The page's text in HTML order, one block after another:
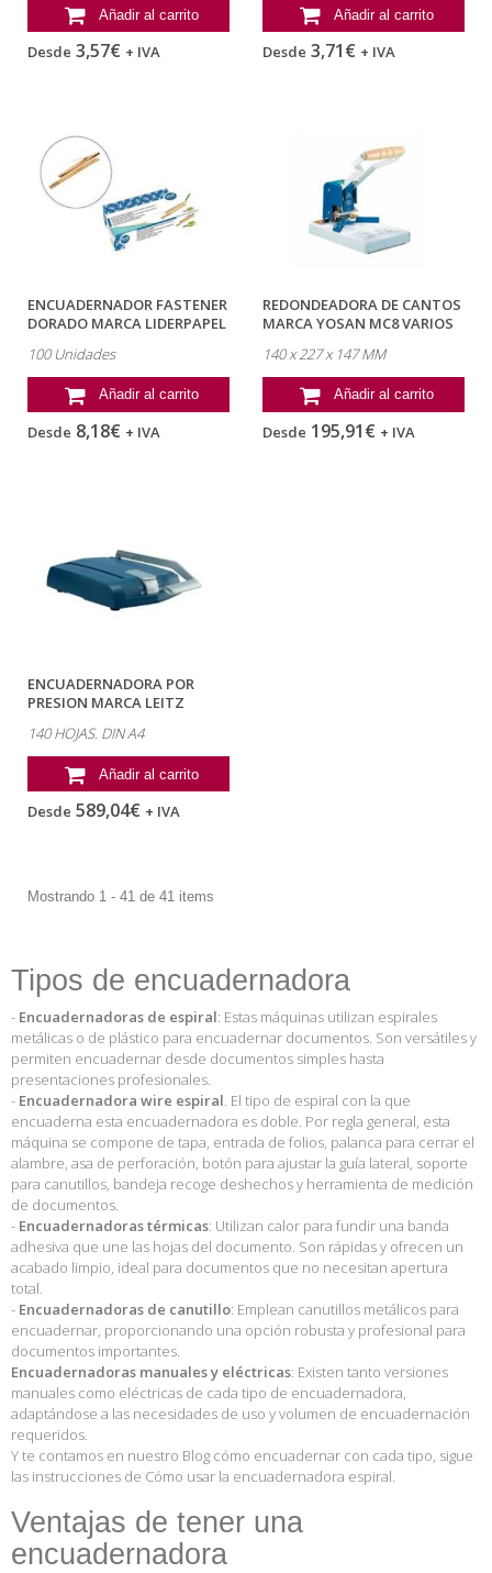
Añadir al carrito
Desde 3,57€ + IVA
Añadir al carrito
Desde 3,71€ + IVA
ENCUADERNADOR FASTENER
DORADO MARCA LIDERPAPEL
100 Unidades
Añadir al carrito
Desde 8,18€ + IVA
REDONDEADORA DE CANTOS
MARCA YOSAN MC8 VARIOS
140 x 227 x 147 MM
Añadir al carrito
Desde 195,91€ + IVA
ENCUADERNADORA POR
PRESION MARCA LEITZ
140 HOJAS. DIN A4
Añadir al carrito
Desde 589,04€ + IVA
Mostrando 1 - 41 de 41 items
Tipos de encuadernadora
- Encuadernadoras de espiral: Estas máquinas utilizan espirales
metálicas o de plástico para encuadernar documentos. Son versátiles y
permiten encuadernar desde documentos simples hasta
presentaciones profesionales.
- Encuadernadora wire espiral. El tipo de espiral con la que
encuaderna esta encuadernadora es doble. Por regla general, esta
máquina se compone de tapa, entrada de folios, palanca para cerrar el
alambre, asa de perforación, botón para ajustar la guía lateral, soporte
para canutillos, bandeja recoge deshechos y herramienta de medición
de documentos.
- Encuadernadoras térmicas: Utilizan calor para fundir una banda
adhesiva que une las hojas del documento. Son rápidas y ofrecen un
acabado limpio, ideal para documentos que no necesitan apertura
total.
- Encuadernadoras de canutillo: Emplean canutillos metálicos para
encuadernar, proporcionando una opción robusta y profesional para
documentos importantes.
Encuadernadoras manuales y eléctricas: Existen tanto versiones
manuales como eléctricas de cada tipo de encuadernadora,
adaptándose a las necesidades de uso y volumen de encuadernación
requeridos.
Y te contamos en nuestro Blog cómo encuadernar con cada tipo, sigue
las instrucciones de Cómo usar la encuadernadora espiral.
Ventajas de tener una
encuadernadora